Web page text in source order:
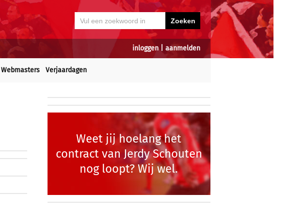
inloggen| aanmelden
Webmasters Verjaardagen
Weet jij hoelang het
contract van Jerdy Schouten
nog loopt? Wij wel.